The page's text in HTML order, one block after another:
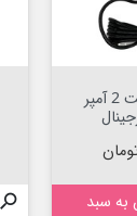
آداپتور 24 ولت 2 آمپر
به سبد 